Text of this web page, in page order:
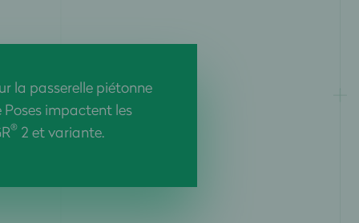
la passerelle piétonne
Poses impactent les
®2 et variante.